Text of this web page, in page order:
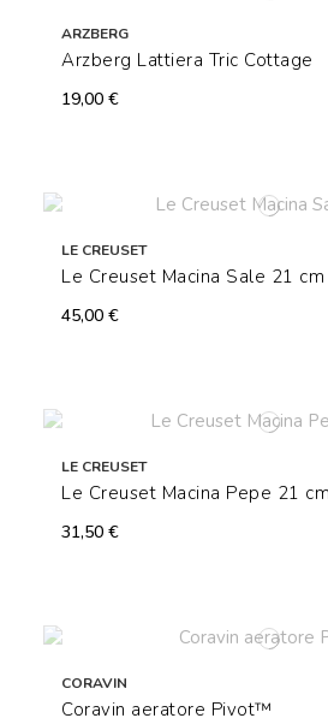
ARZBERG
Arzberg Lattiera Tric Cottage
19,00 €
LE CREUSET
Le Creuset Macina Sale 21 cm
45,00 €
LE CREUSET
Le Creuset Macina Pepe 21 cm
31,50 €
CORAVIN
Coravin aeratore Pivot™